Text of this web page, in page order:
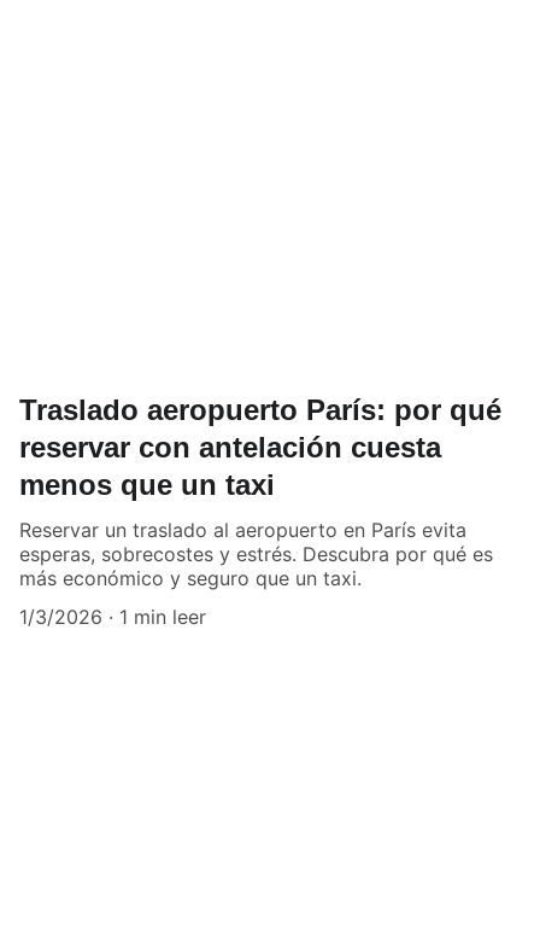
Traslado aeropuerto París: por qué
reservar con antelación cuesta
menos que un taxi
Reservar un traslado al aeropuerto en París evita
esperas, sobrecostes y estrés. Descubra por qué es
más económico y seguro que un taxi.
1/3/2026
1 min leer